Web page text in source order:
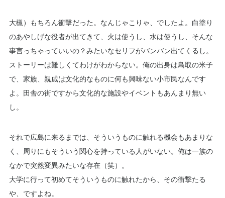
大槻）もちろん衝撃だった。なんじゃこりゃ、でしたよ。白塗り
のあやしげな役者が出てきて、火は使うし、水は使うし、そんな
事言っちゃっていいの？みたいなセリフがバンバン出てくるし。
ストーリーは難しくてわけがわからない。俺の出身は鳥取の米子
で、家族、親戚は文化的なものに何も興味ない小市民なんです
よ。田舎の街ですから文化的な施設やイベントもあんまり無い
し。
それで広島に来るまでは、そういうものに触れる機会もあまりな
く、周りにもそういう関心を持っている人がいない。俺は一族の
なかで突然変異みたいな存在（笑）。
大学に行って初めてそういうものに触れたから、その衝撃たる
や、ですよね。